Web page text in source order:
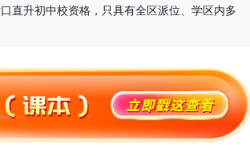
直升初中校资格，只具有全区派位、学区内多